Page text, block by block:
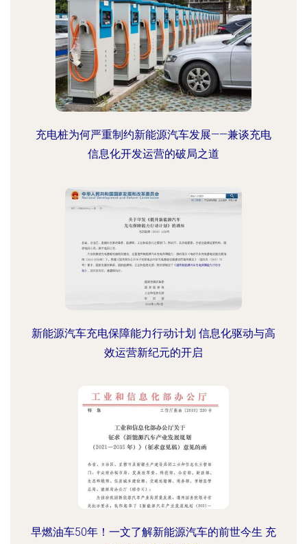
充电桩为何严重制约新能源汽车发展——兼谈充电
信息化开发运营的破局之道
新能源汽车充电保障能力行动计划 信息化驱动与高
效运营新纪元的开启
早燃油车50年！一文了解新能源汽车的前世今生 充